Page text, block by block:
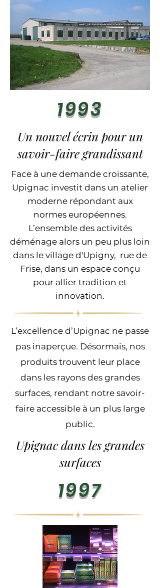
1993
Un nouvel écrin pour un
savoir-faire grandissant
Face à une demande croissante,
Upignac investit dans un atelier
modernerépondant aux
normes européennes.
L’ensemble des activités
déménage alors un peu plus loin
dans le village d'Upigny, rue de
Frise, dans un espace conçu
pour allier tradition et
innovation.
L’excellence d’Upignac ne passe
pas inaperçue. Désormais, nos
produits trouvent leur place
dans les rayons des grandes
surfaces, rendant notre savoir-
faire accessible à un plus large
public.
Upignac dans les grandes
surfaces
1997